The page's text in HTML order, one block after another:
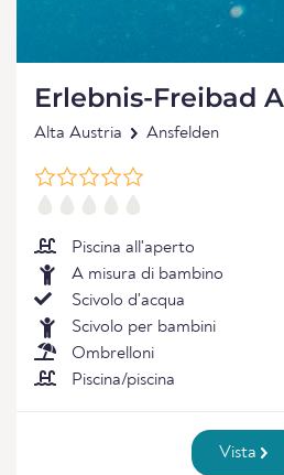
Erlebnis-Freibad
Alta Austria Ansfelden
Piscina all'aperto
A misura di bambino
Scivolo d'acqua
Scivolo per bambini
Ombrelloni
Piscina/piscina
Vista